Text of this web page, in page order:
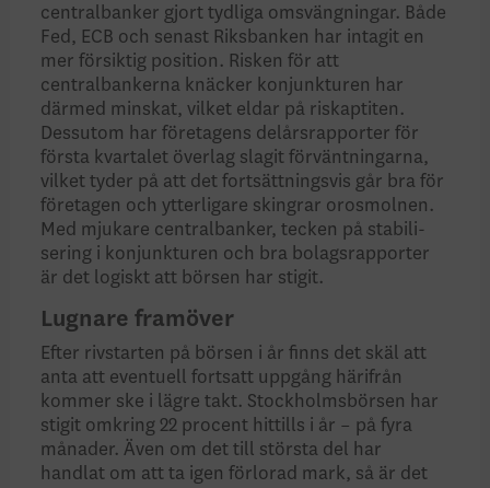
centralbanker gjort tydliga omsvängningar. Både
Fed, ECB och senast Riksbanken har intagit en
mer försiktig position. Risken för att
centralbankerna knäcker konjunkturen har
därmed minskat, vilket eldar på riskaptiten.
Dessutom har företagens delårsrapporter för
första kvartalet överlag slagit förväntningarna,
vilket tyder på att det fortsätt­ningsvis går bra för
företagen och ytterligare skingrar orosmolnen.
Med mjukare centralbanker, tecken på stabili­
sering i konjunkturen och bra bolagsrapporter
är det logiskt att börsen har stigit.
Lugnare framöver
Efter rivstarten på börsen i år finns det skäl att
anta att eventuell fortsatt uppgång härifrån
kommer ske i lägre takt. Stockholmsbörsen har
stigit omkring 22 procent hittills i år – på fyra
månader. Även om det till största del har
handlat om att ta igen förlorad mark, så är det